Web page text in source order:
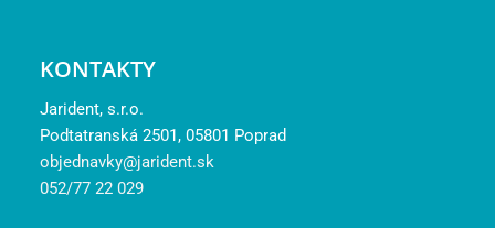
KONTAKTY
Jarident, s.r.o.
Podtatranská 2501, 05801 Poprad
objednavky@jarident.sk
052/77 22 029